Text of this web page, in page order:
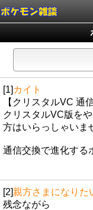
[1] カイト
【クリスタルVC 通
クリスタルVC版を
方はいらっしゃいま
通信交換で進化する
[2]親方さまになりた
残念ながら